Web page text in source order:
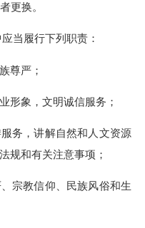
更换。
当履行下列职责：
尊严；
象，文明诚信服务；
务，讲解自然和人文资源
规和有关注意事项；
教信仰、民族风俗和生